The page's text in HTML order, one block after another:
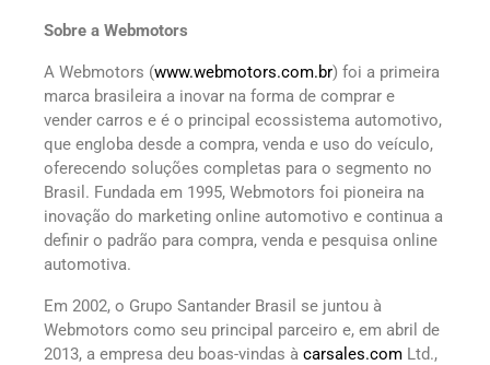
Sobre a Webmotors
A Webmotors (www.webmotors.com.br) foi a primeira
marca brasileira a inovar na forma de comprar e
vender carros e é o principal ecossistema automotivo,
que engloba desde a compra, venda e uso do veículo,
oferecendo soluções completas para o segmento no
Brasil. Fundada em 1995, Webmotors foi pioneira na
inovação do marketing online automotivo e continua a
definir o padrão para compra, venda e pesquisa online
automotiva.
Em 2002, o Grupo Santander Brasil se juntou à
Webmotors como seu principal parceiro e, em abril de
2013, a empresa deu boas-vindas à carsales.com Ltd.,